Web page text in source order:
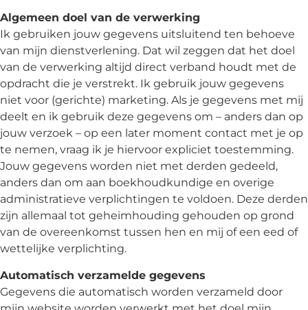
Algemeen doel van de verwerking
Ik gebruiken jouw gegevens uitsluitend ten behoeve
van mijn dienstverlening. Dat wil zeggen dat het doel
van de verwerking altijd direct verband houdt met de
opdracht die je verstrekt. Ik gebruik jouw gegevens
niet voor (gerichte) marketing. Als je gegevens met mij
deelt en ik gebruik deze gegevens om – anders dan op
jouw verzoek – op een later moment contact met je op
te nemen, vraag ik je hiervoor expliciet toestemming.
Jouw gegevens worden niet met derden gedeeld,
anders dan om aan boekhoudkundige en overige
administratieve verplichtingen te voldoen. Deze derden
zijn allemaal tot geheimhouding gehouden op grond
van de overeenkomst tussen hen en mij of een eed of
wettelijke verplichting.
Automatisch verzamelde gegevens
Gegevens die automatisch worden verzameld door